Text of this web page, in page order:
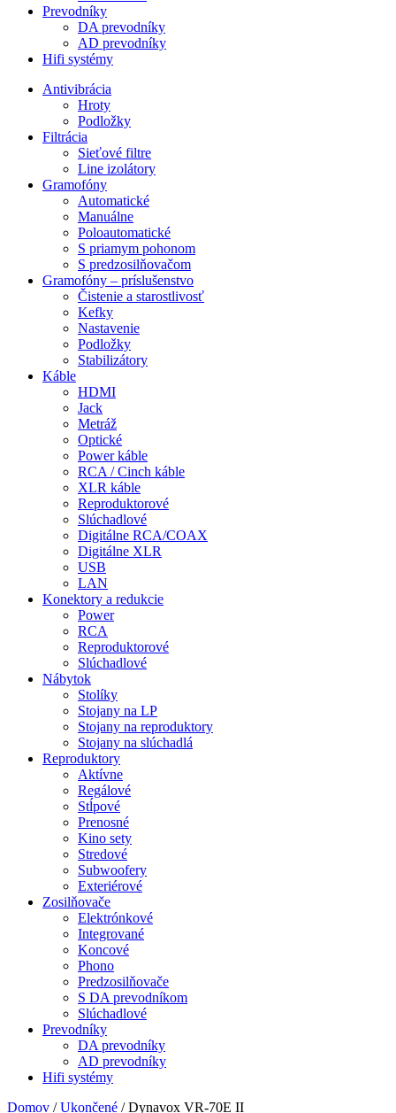
Prevodníky
DA prevodníky
AD prevodníky
Hifi systémy
Antivibrácia
Hroty
Podložky
Filtrácia
Sieťové filtre
Line izolátory
Gramofóny
Automatické
Manuálne
Poloautomatické
S priamym pohonom
S predzosilňovačom
Gramofóny – príslušenstvo
Čistenie a starostlivosť
Kefky
Nastavenie
Podložky
Stabilizátory
Káble
HDMI
Jack
Metráž
Optické
Power káble
RCA / Cinch káble
XLR káble
Reproduktorové
Slúchadlové
Digitálne RCA/COAX
Digitálne XLR
USB
LAN
Konektory a redukcie
Power
RCA
Reproduktorové
Slúchadlové
Nábytok
Stolíky
Stojany na LP
Stojany na reproduktory
Stojany na slúchadlá
Reproduktory
Aktívne
Regálové
Stĺpové
Prenosné
Kino sety
Stredové
Subwoofery
Exteriérové
Zosilňovače
Elektrónkové
Integrované
Koncové
Phono
Predzosilňovače
S DA prevodníkom
Slúchadlové
Prevodníky
DA prevodníky
AD prevodníky
Hifi systémy
Domov /Ukončené / Dynavox VR-70E II